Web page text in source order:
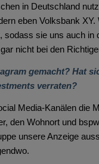
in Deutschland
eben Volksbank
sodass sie uns auch in
nicht bei den
gemacht? Hat
verraten?
Media-Kanälen die
den Wohnort und
unsere Anzeige